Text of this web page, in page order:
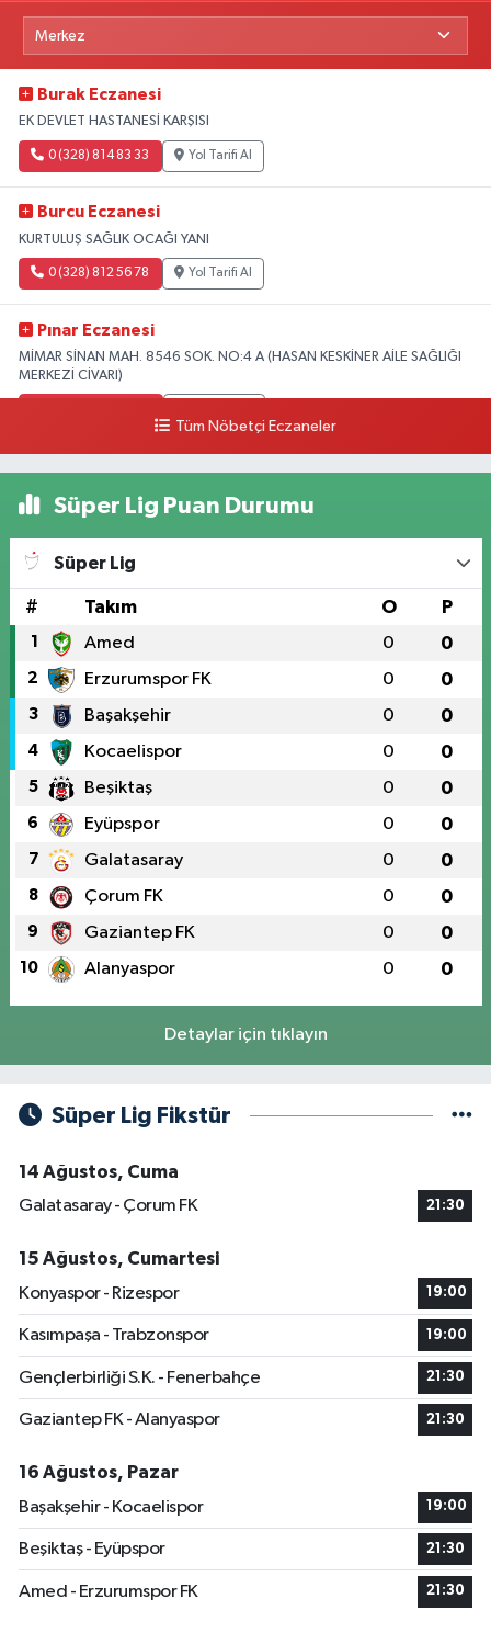
Burak Eczanesi
EK DEVLET HASTANESİ KARŞISI
0 (328) 814 83 33 Yol Tarifi Al
Burcu Eczanesi
KURTULUŞ SAĞLIK OCAĞI YANI
0 (328) 812 56 78 Yol Tarifi Al
Pınar Eczanesi
MİMAR SİNAN MAH. 8546 SOK. NO:4 A (HASAN KESKİNER AİLE SAĞLIĞI
MERKEZİ CİVARI)
Tüm Nöbetçi Eczaneler
Süper Lig Puan Durumu
Süper Lig
# Takım O P
1 Amed 0 0
2 Erzurumspor FK 0 0
3 Başakşehir 0 0
4 Kocaelispor 0 0
5 Beşiktaş 0 0
6 Eyüpspor 0 0
7 Galatasaray 0 0
8 Çorum FK 0 0
9 Gaziantep FK 0 0
10 Alanyaspor 0 0
Detaylar için tıklayın
Süper Lig Fikstür
14 Ağustos, Cuma
Galatasaray - Çorum FK
21:30
15 Ağustos, Cumartesi
Konyaspor - Rizespor
19:00
Kasımpaşa - Trabzonspor 19:00
Gençlerbirliği S.K. - Fenerbahçe 21:30
Gaziantep FK - Alanyaspor 21:30
16 Ağustos, Pazar
Başakşehir - Kocaelispor
19:00
Beşiktaş - Eyüpspor 21:30
Amed - Erzurumspor FK 21:30